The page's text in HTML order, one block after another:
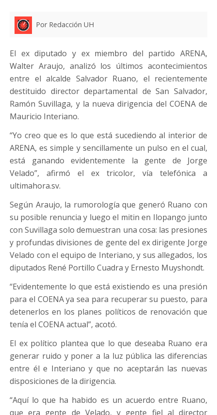
Por Redacción UH
El ex diputado y ex miembro del partido ARENA,
Walter Araujo, analizó los últimos acontecimientos
entre el alcalde Salvador Ruano, el recientemente
destituido director departamental de San Salvador,
Ramón Suvillaga, y la nueva dirigencia del COENA de
Mauricio Interiano.
“Yo creo que es lo que está sucediendo al interior de
ARENA, es simple y sencillamente un pulso en el cual,
está ganando evidentemente la gente de Jorge
Velado”, afirmó el ex tricolor, vía telefónica a
ultimahora.sv.
Según Araujo, la rumorología que generó Ruano con
su posible renuncia y luego el mitin en Ilopango junto
con Suvillaga solo demuestran una cosa: las presiones
y profundas divisiones de gente del ex dirigente Jorge
Velado con el equipo de Interiano, y sus allegados, los
diputados René Portillo Cuadra y Ernesto Muyshondt.
“Evidentemente lo que está existiendo es una presión
para el COENA ya sea para recuperar su puesto, para
detenerlos en los planes políticos de renovación que
tenía el COENA actual”, acotó.
El ex político plantea que lo que deseaba Ruano era
generar ruido y poner a la luz pública las diferencias
entre él e Interiano y que no aceptarán las nuevas
disposiciones de la dirigencia.
“Aquí lo que ha habido es un acuerdo entre Ruano,
que era gente de Velado, y gente fiel al director